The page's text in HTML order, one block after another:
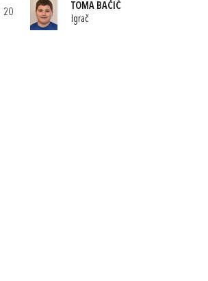
20
TOMA BAČIĆ
Igrač